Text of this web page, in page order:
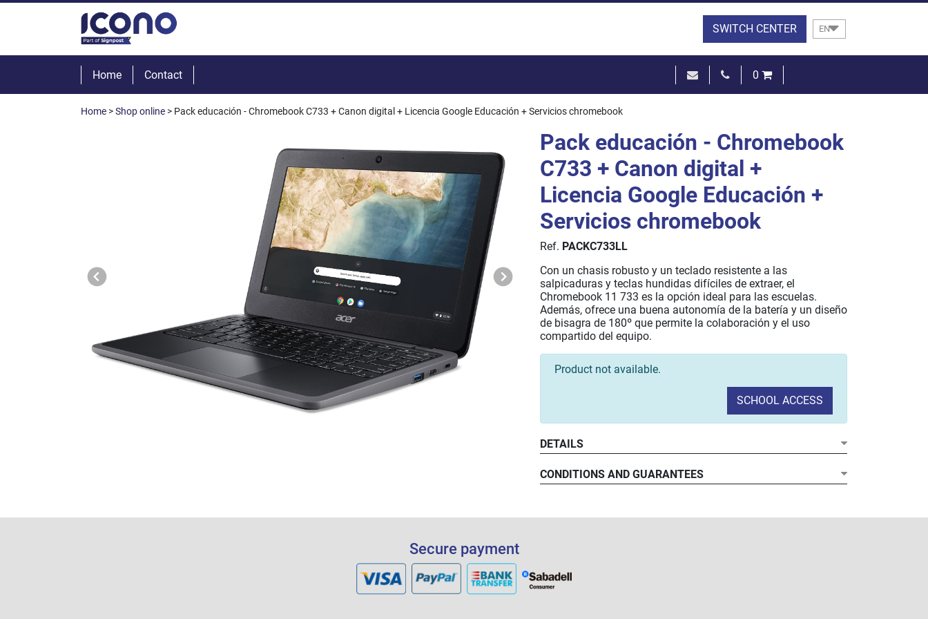
SWITCH CENTER EN
Home Contact
0
Home >Shop online > Pack educación - Chromebook C733 + Canon digital + Licencia Google Educación + Servicios chromebook
Pack educación - Chromebook
C733 + Canon digital +
Licencia Google Educación +
Servicios chromebook
Ref. PACKC733LL
Con un chasis robusto y un teclado resistente a las
salpicaduras y teclas hundidas difíciles de extraer, el
Chromebook 11 733 es la opción ideal para las escuelas.
Además, ofrece una buena autonomía de la batería y un diseño
de bisagra de 180º que permite la colaboración y el uso
compartido del equipo.
Product not available.
SCHOOL ACCESS
DETAILS
CONDITIONS AND GUARANTEES
Secure payment